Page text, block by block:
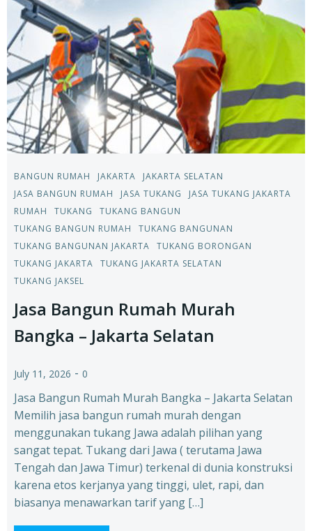
BANGUN RUMAH JAKARTA
JAKARTA SELATAN
JASA BANGUN RUMAH
JASA TUKANG
JASA TUKANG JAKARTA
RUMAH
TUKANG
TUKANG BANGUN
TUKANG BANGUN RUMAH
TUKANG BANGUNAN
TUKANG BANGUNAN JAKARTA
TUKANG BORONGAN
TUKANG JAKARTA
TUKANG JAKARTA SELATAN
TUKANG JAKSEL
Jasa Bangun Rumah Murah
Bangka – Jakarta Selatan
July 11, 2026 - 0
Jasa Bangun Rumah Murah Bangka – Jakarta Selatan
Memilih jasa bangun rumah murah dengan
menggunakan tukang Jawa adalah pilihan yang
sangat tepat. Tukang dari Jawa ( terutama Jawa
Tengah dan Jawa Timur) terkenal di dunia konstruksi
karena etos kerjanya yang tinggi, ulet, rapi, dan
biasanya menawarkan tarif yang […]